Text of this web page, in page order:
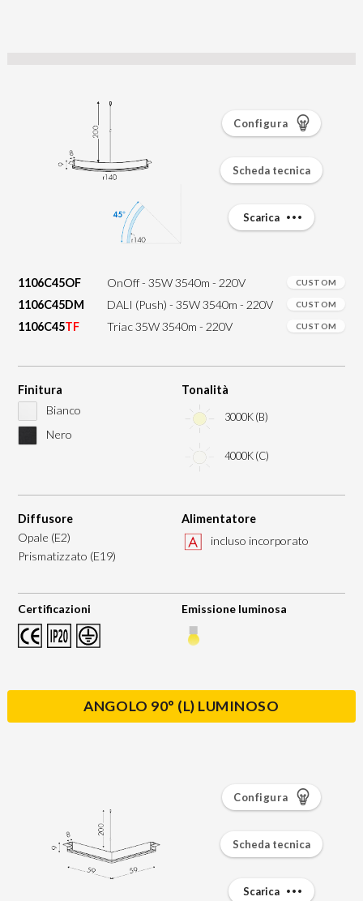
1106C45OF OnOff - 35W 3540m - 220V CUSTOM
1106C45DM DALI (Push) - 35W 3540m - 220V CUSTOM
1106C45TF Triac 35W 3540m - 220V CUSTOM
Finitura
Bianco
Nero
Tonalità
3000K (B)
4000K (C)
Diffusore
Opale (E2)
Prismatizzato (E19)
Alimentatore
incluso incorporato
Certificazioni Emissione luminosa
Configura
Scheda tecnica
Scarica
ANGOLO 90° (L) LUMINOSO
Configura
Scheda tecnica
Scarica